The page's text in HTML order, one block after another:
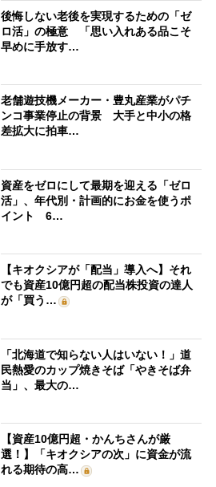
後悔しない老後を実現するための「ゼ
ロ活」の極意 「思い入れある品こそ
早めに手放す…
老舗遊技機メーカー・豊丸産業がパチ
ンコ事業停止の背景 大手と中小の格
差拡大に拍車…
資産をゼロにして最期を迎える「ゼロ
活」、年代別・計画的にお金を使うポ
イント 6…
【キオクシアが「配当」導入へ】それ
でも資産10億円超の配当株投資の達人
が「買う…
「北海道で知らない人はいない！」道
民熱愛のカップ焼きそば「やきそば弁
当」、最大の…
【資産10億円超・かんちさんが厳
選！】「キオクシアの次」に資金が流
れる期待の高…